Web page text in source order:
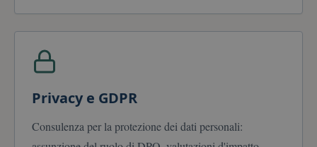
Privacy e GDPR
Consulenza per la protezione dei dati personali: